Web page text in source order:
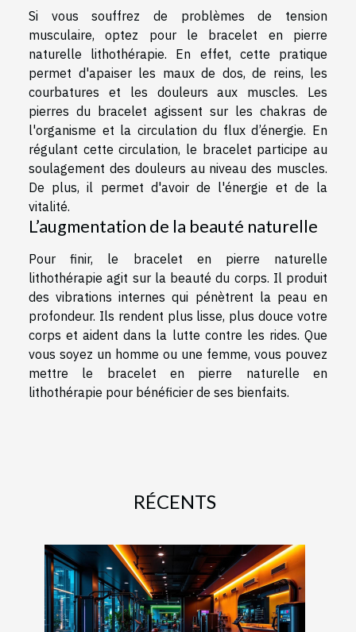
Si vous souffrez de problèmes de tension
musculaire, optez pour le bracelet en pierre
naturelle lithothérapie. En effet, cette pratique
permet d'apaiser les maux de dos, de reins, les
courbatures et les douleurs aux muscles. Les
pierres du bracelet agissent sur les chakras de
l'organisme et la circulation du flux d’énergie. En
régulant cette circulation, le bracelet participe au
soulagement des douleurs au niveau des muscles.
De plus, il permet d'avoir de l'énergie et de la
vitalité.
L’augmentation de la beauté naturelle
Pour finir, le bracelet en pierre naturelle
lithothérapie agit sur la beauté du corps. Il produit
des vibrations internes qui pénètrent la peau en
profondeur. Ils rendent plus lisse, plus douce votre
corps et aident dans la lutte contre les rides. Que
vous soyez un homme ou une femme, vous pouvez
mettre le bracelet en pierre naturelle en
lithothérapie pour bénéficier de ses bienfaits.
RÉCENTS